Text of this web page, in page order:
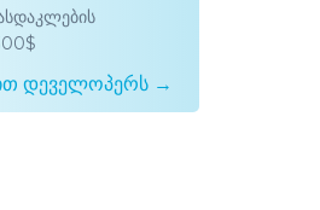
დეველოპერს →